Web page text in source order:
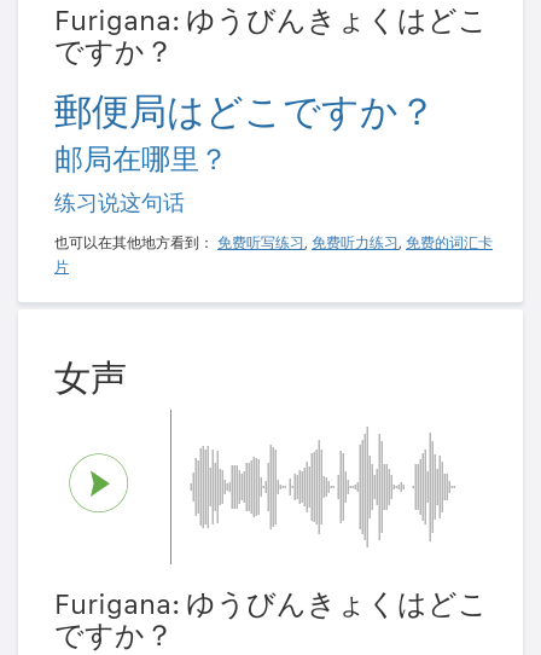
Furigana: ゆうびんきょくはどこ
ですか？
郵便局はどこですか？
邮局在哪里？
练习说这句话
也可以在其他地方看到： 免费听写练习, 免费听力练习, 免费的词汇卡
片
女声
Furigana: ゆうびんきょくはどこ
ですか？